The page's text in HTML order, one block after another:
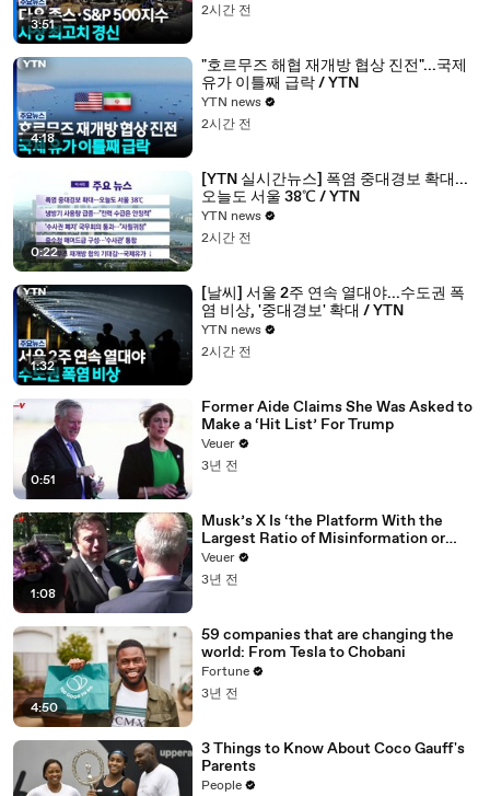
3:51
2시간 전
4:18
"호르무즈 해협 재개방 협상 진전"...국제
유가 이틀째 급락 / YTN
YTN news
2시간 전
0:22
[YTN 실시간뉴스] 폭염 중대경보 확대...
오늘도 서울 38℃ / YTN
YTN news
2시간 전
1:32
[날씨] 서울 2주 연속 열대야...수도권 폭
염 비상, '중대경보' 확대 / YTN
YTN news
2시간 전
0:51
Former Aide Claims She Was Asked to
Make a ‘Hit List’ For Trump
Veuer
3년 전
1:08
Musk’s X Is ‘the Platform With the
Largest Ratio of Misinformation or
Disinformation’ Amongst All Social
Media Platforms
Veuer
3년 전
4:50
59 companies that are changing the
world: From Tesla to Chobani
Fortune
3년 전
3 Things to Know About Coco Gauff's
Parents
People